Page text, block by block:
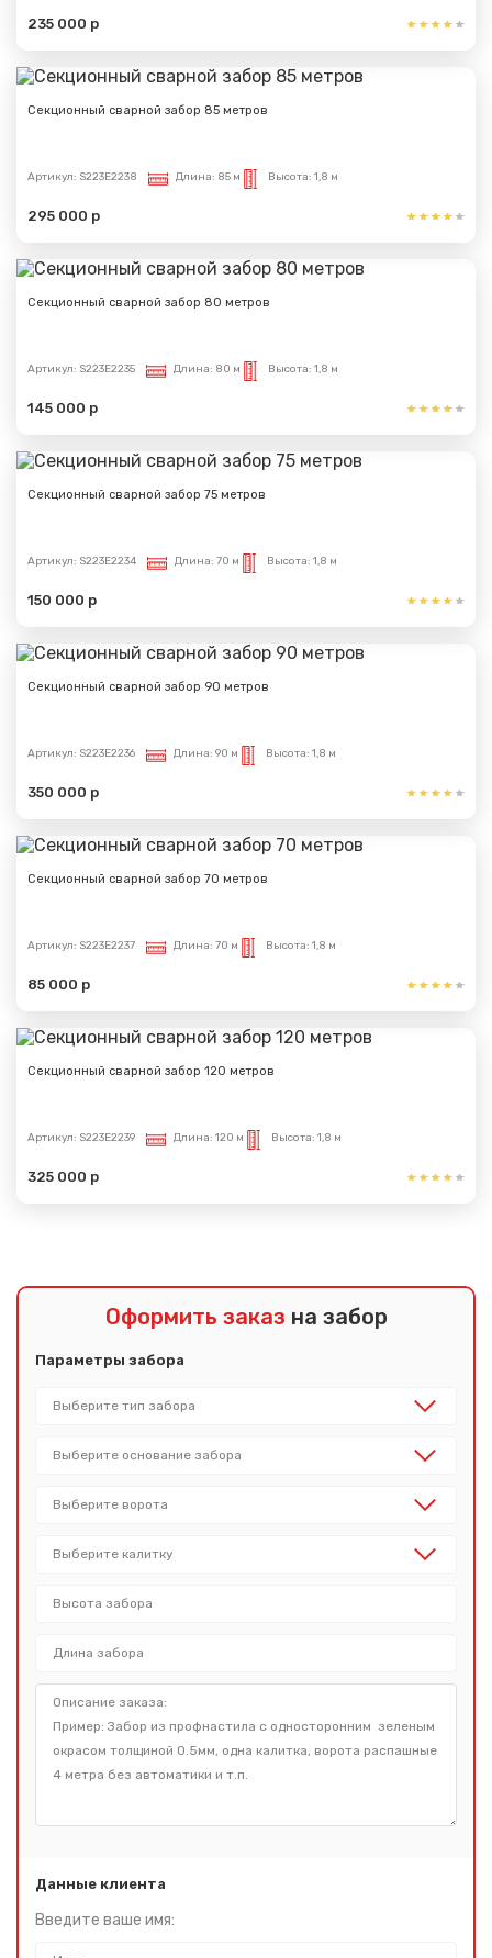
235 000 р
Секционный сварной забор 85 метров
Артикул: S223E2238 Длина: 85 м Высота: 1,8 м
295 000 р
Секционный сварной забор 80 метров
Артикул: S223E2235 Длина: 80 м Высота: 1,8 м
145 000 р
Секционный сварной забор 75 метров
Артикул: S223E2234 Длина: 70 м Высота: 1,8 м
150 000 р
Секционный сварной забор 90 метров
Артикул: S223E2236 Длина: 90 м Высота: 1,8 м
350 000 р
Секционный сварной забор 70 метров
Артикул: S223E2237 Длина: 70 м Высота: 1,8 м
85 000 р
Секционный сварной забор 120 метров
Артикул: S223E2239 Длина: 120 м Высота: 1,8 м
325 000 р
Оформить заказ на забор
Параметры забора
Данные клиента
Введите ваше имя:
Сообщение успешно
отправлено